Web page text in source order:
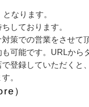
となります。
しております。
策での営業をさせて
可能です。URLから
登録していただくと
。
）